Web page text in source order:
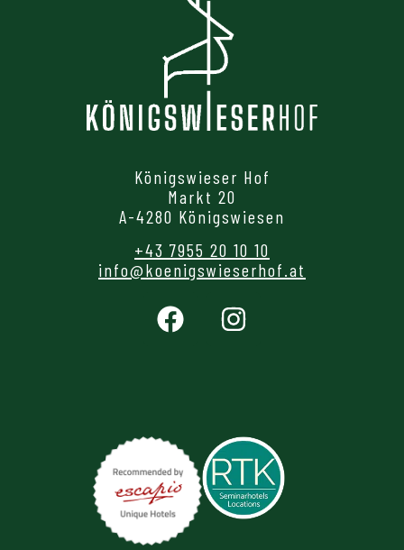
Königswieser Hof
Markt 20
A-4280 Königswiesen
+43 7955 20 10 10
info@koenigswieserhof.at